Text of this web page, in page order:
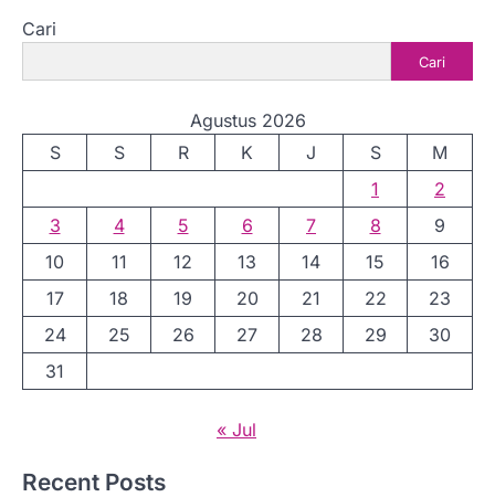
Cari
Cari
Agustus 2026
S
S R K J S
M
1
2
3
4 5 6 7 8
9
10
11 12 13 14 15
16
17
18 19 20 21 22
23
24
25 26 27 28 29
30
31
« Jul
Recent Posts